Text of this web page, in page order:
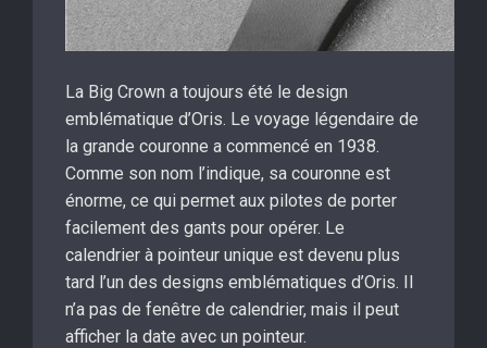
La Big Crown a toujours été le design
emblématique d’Oris. Le voyage légendaire de
la grande couronne a commencé en 1938.
Comme son nom l’indique, sa couronne est
énorme, ce qui permet aux pilotes de porter
facilement des gants pour opérer. Le
calendrier à pointeur unique est devenu plus
tard l’un des designs emblématiques d’Oris. Il
n’a pas de fenêtre de calendrier, mais il peut
afficher la date avec un pointeur.